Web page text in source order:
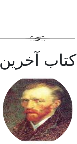
كتاب آخرين